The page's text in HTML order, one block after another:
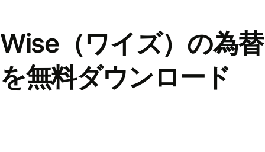
Wise（ワイズ）の為
を無料ダウンロード